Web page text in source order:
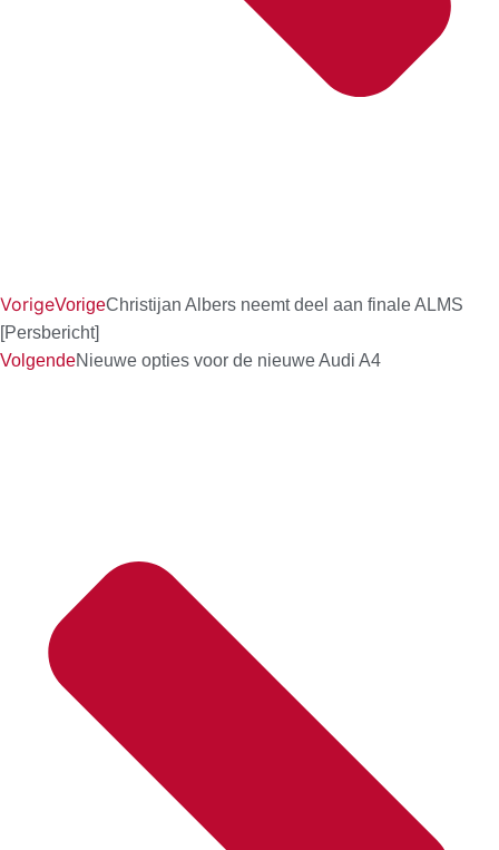
VorigeVorigeChristijan Albers neemt deel aan finale ALMS
[Persbericht]
VolgendeNieuwe opties voor de nieuwe Audi A4